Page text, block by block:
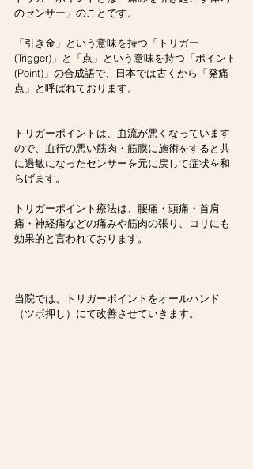
のセンサー」のことです。
「引き金」という意味を持つ「トリガー
(Trigger)」と「点」という意味を持つ「ポイント
(Point)」の合成語で、日本では古くから「発痛
点」と呼ばれております。
トリガーポイントは、血流が悪くなっています
ので、血行の悪い筋肉・筋膜に施術をすると共
に過敏になったセンサーを元に戻して症状を和
らげます。
トリガーポイント療法は、腰痛・頭痛・首肩
痛・神経痛などの痛みや筋肉の張り、コリにも
効果的と言われております。
当院では、トリガーポイントをオールハンド
（ツボ押し）にて改善させていきます。